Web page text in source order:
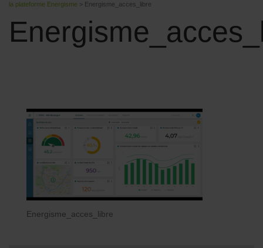
la plateforme Energisme > Energisme_acces_libre
Energisme_acces_libre